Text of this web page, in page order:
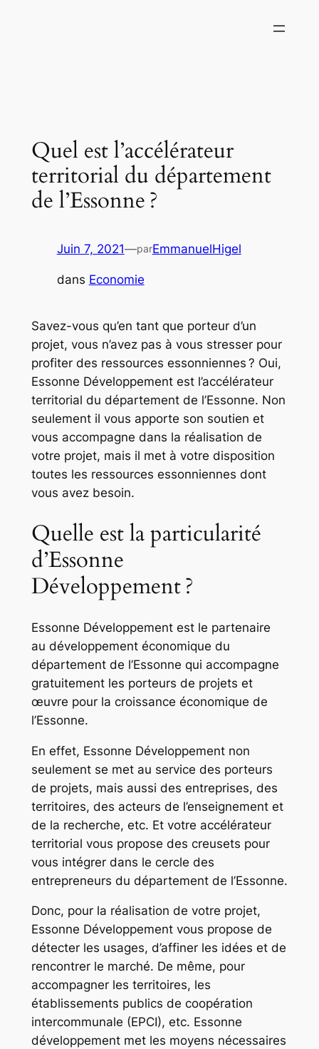
Quel est l’accélérateur
territorial du département
de l’Essonne ?
Juin 7, 2021—parEmmanuelHigel
dans Economie
Savez-vous qu’en tant que porteur d’un
projet, vous n’avez pas à vous stresser pour
profiter des ressources essonniennes ? Oui,
Essonne Développement est l’accélérateur
territorial du département de l’Essonne. Non
seulement il vous apporte son soutien et
vous accompagne dans la réalisation de
votre projet, mais il met à votre disposition
toutes les ressources essonniennes dont
vous avez besoin.
Quelle est la particularité
d’Essonne
Développement ?
Essonne Développement est le partenaire
au développement économique du
département de l’Essonne qui accompagne
gratuitement les porteurs de projets et
œuvre pour la croissance économique de
l’Essonne.
En effet, Essonne Développement non
seulement se met au service des porteurs
de projets, mais aussi des entreprises, des
territoires, des acteurs de l’enseignement et
de la recherche, etc. Et votre accélérateur
territorial vous propose des creusets pour
vous intégrer dans le cercle des
entrepreneurs du département de l’Essonne.
Donc, pour la réalisation de votre projet,
Essonne Développement vous propose de
détecter les usages, d’affiner les idées et de
rencontrer le marché. De même, pour
accompagner les territoires, les
établissements publics de coopération
intercommunale (EPCI), etc. Essonne
développement met les moyens nécessaires